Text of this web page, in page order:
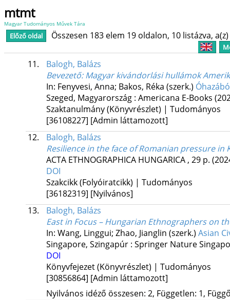
mtmt
Magyar Tudományos Művek Tára
Előző oldal Összesen 183 elem 19 oldalon, 10 listázva,
11.
Balogh, Balázs
Bevezető: Magyar kivándorlási hullámok
In: Fenyvesi, Anna; Bakos, Réka (szerk.)
Szeged, Magyarország : Americana E-Books
Szaktanulmány (Könyvrészlet) | Tudományos
[36108227] [Admin láttamozott]
12.
Balogh, Balázs
Resilience in the face of Romanian pressure
ACTA ETHNOGRAPHICA HUNGARICA, 29 p.
DOI
Szakcikk (Folyóiratcikk) | Tudományos
[36182319] [Nyilvános]
13.
Balogh, Balázs
East in Focus – Hungarian Ethnographers on
In: Wang, Linggui; Zhao, Jianglin (szerk.) Asian
Singapore, Szingapúr : Springer Nature
DOI
Könyvfejezet (Könyvrészlet) | Tudományos
[30856864] [Admin láttamozott]
Nyilvános idéző összesen: 2, Független: 1,